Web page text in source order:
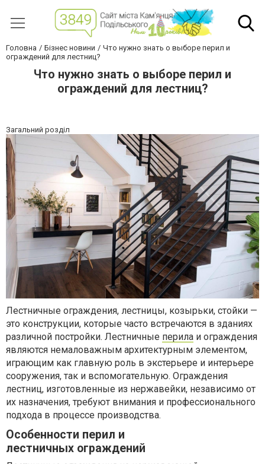
Головна Бізнес новини
Что нужно знать о выборе перил и
ограждений для лестниц?
Что нужно знать о выборе перил и
ограждений для лестниц?
Загальний розділ
Лестничные ограждения, лестницы, козырьки, стойки —
это конструкции, которые часто встречаются в зданиях
различной постройки. Лестничные перила и ограждения
являются немаловажным архитектурным элементом,
играющим как главную роль в экстерьере и интерьере
сооружения, так и вспомогательную. Ограждения
лестниц, изготовленные из нержавейки, независимо от
их назначения, требуют внимания и профессионального
подхода в процессе производства.
Особенности перил и
лестничных ограждений